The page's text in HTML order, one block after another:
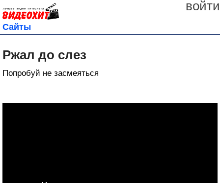
войти
Сайты
Ржал до слез
Попробуй не засмеяться